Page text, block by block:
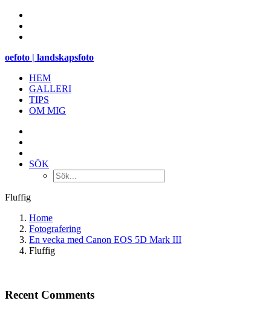
oefoto | landskapsfoto
HEM
GALLERI
TIPS
OM MIG
SÖK
Fluffig
Home
Fotografering
En vecka med Canon EOS 5D Mark III
Fluffig
Recent Comments